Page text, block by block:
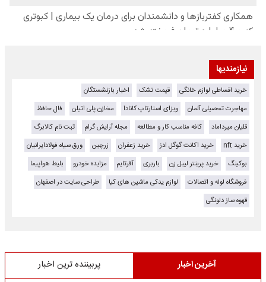
نیازمندیها
خرید اقساطی لوازم خانگی قیمت تشک
اخبار بازنشستگان
مهاجرت تحصیلی آلمان
ویزای استارتاپ کانادا مخازن پلی اتیلن
فال حافظ
قلیان میرداماد
کافه مناسب کار و مطالعه مجله آرایش گرام
ثبت نام کالابرگ
خرید nft
خرید اکانت گوگل ادز خرید زعفران زرچین
ورق سیاه فولادایرانیان
بوکینگ
خرید پرینتر لیبل زن باربری آفرتایم مزایده خودرو
بلیط هواپیما
فروشگاه لوله و اتصالات
لوازم یدکی ماشین های کیا
طراحی سایت در اصفهان
قهوه ساز دلونگی
آخرین اخبار پربیننده ترین اخبار